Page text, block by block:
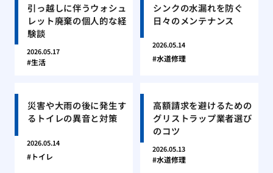
引っ越しに伴うウォシュ
レット廃棄の個人的な経
験談
2026.05.17
生活
シンクの水漏れを防ぐ
日々のメンテナンス
2026.05.14
水道修理
災害や大雨の後に発生す
るトイレの異音と対策
2026.05.14
トイレ
高額請求を避けるための
グリストラップ業者選び
のコツ
2026.05.13
水道修理